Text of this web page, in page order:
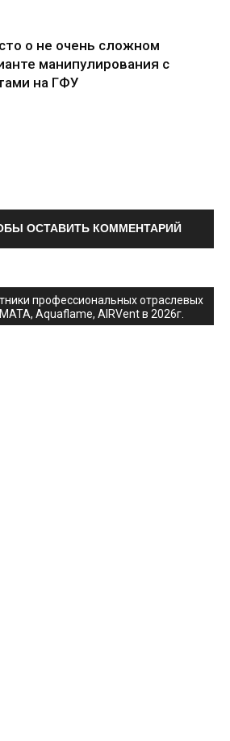
о не очень сложном
манипулирования с
на ГФУ
ОСТАВИТЬ КОММЕНТАРИЙ
профессиональных отраслевых
Aquaflame, AIRVent в 2026г.